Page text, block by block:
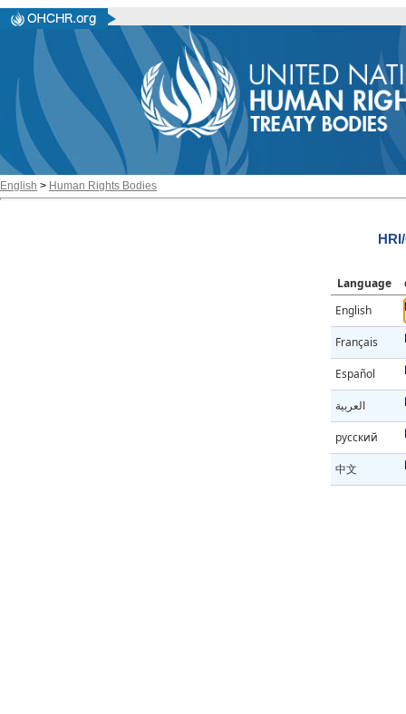
English > Human Rights Bodies
Language
English
Français
Español
العربية
русский
中文